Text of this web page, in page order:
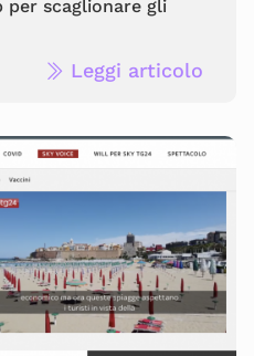
per scaglionare gli
Leggi articolo